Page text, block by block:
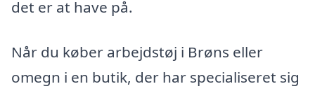
det er at have på.
Når du køber arbejdstøj i Brøns eller
omegn i en butik, der har specialiseret sig